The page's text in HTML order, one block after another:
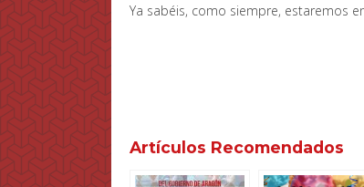
Ya sabéis, como siempre, estaremos
Artículos Recomendados